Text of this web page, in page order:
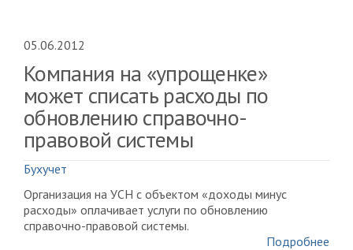
05.06.2012
Компания на «упрощенке»
может списать расходы по
обновлению справочно-
правовой системы
Бухучет
Организация на УСН с объектом «доходы минус
расходы» оплачивает услуги по обновлению
справочно-правовой системы.
Подробнее